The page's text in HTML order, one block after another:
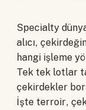
Specialty
alıcı,
hangi işleme
Tek tek lotlar
çekirdekler
İşte terroir,